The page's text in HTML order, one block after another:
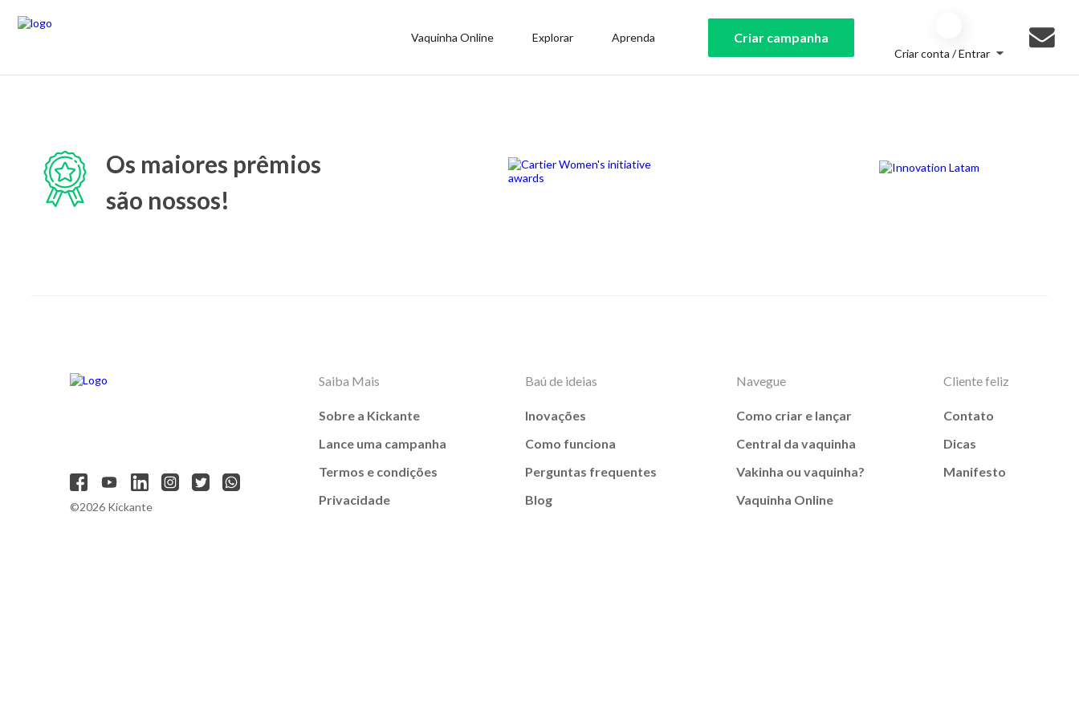
Vaquinha Online Explorar Aprenda Criar campanha
Criar conta / Entrar
Os maiores prêmios
são nossos!
©2026 Kickante
Saiba Mais
Sobre a Kickante
Lance uma campanha
Termos e condições
Privacidade
Baú de ideias
Inovações
Como funciona
Perguntas frequentes
Blog
Navegue
Como criar e lançar
Central da vaquinha
Vakinha ou vaquinha?
Vaquinha Online
Cliente feliz
Contato
Dicas
Manifesto